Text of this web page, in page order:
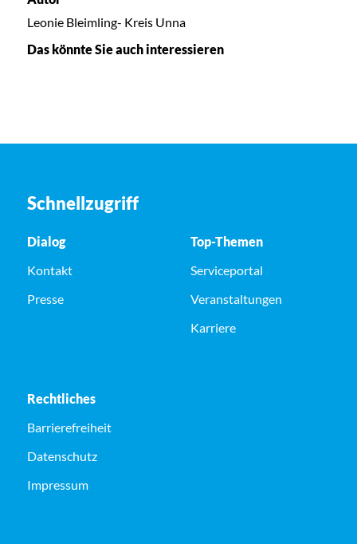
Leonie Bleimling- Kreis Unna
Das könnte Sie auch interessieren
Schnellzugriff
Dialog
Kontakt
Presse
Top-Themen
Serviceportal
Veranstaltungen
Karriere
Rechtliches
Barrierefreiheit
Datenschutz
Impressum